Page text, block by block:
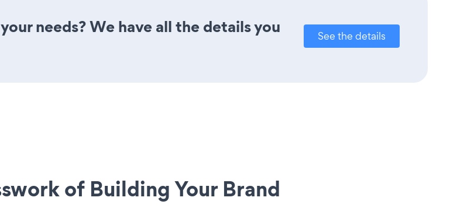
needs? We have all the details you
See the details
of Building Your Brand